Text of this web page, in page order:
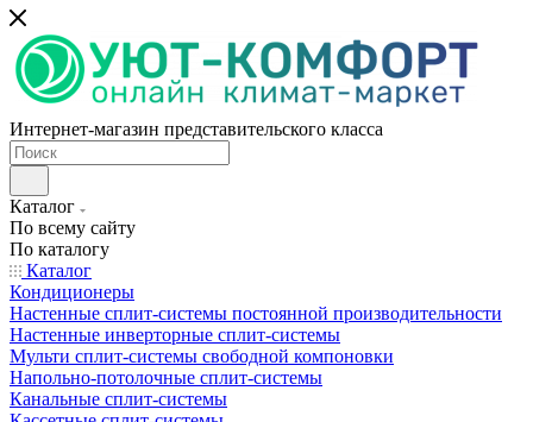
Интернет-магазин представительского класса
Каталог
По всему сайту
По каталогу
Каталог
Кондиционеры
Настенные сплит-системы постоянной производительности
Настенные инверторные сплит-системы
Мульти сплит-системы свободной компоновки
Напольно-потолочные сплит-системы
Канальные сплит-системы